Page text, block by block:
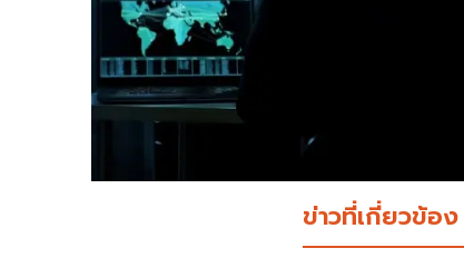
ข่าวที่เกี่ยวข้อง